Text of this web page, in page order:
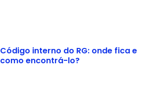
Código interno do RG: onde fica e
como encontrá-lo?